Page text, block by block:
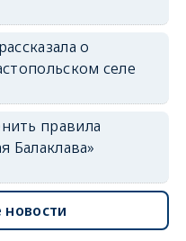
о
селе
правила
Балаклава»
новости